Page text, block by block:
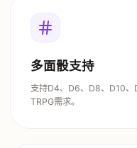
多面骰支持
支持D4、D6、D8、D10、
TRPG需求。